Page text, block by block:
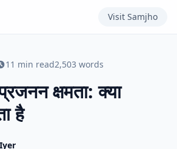
Visit Samjho
11 min read2,503 words
क्षमता: क्या
है